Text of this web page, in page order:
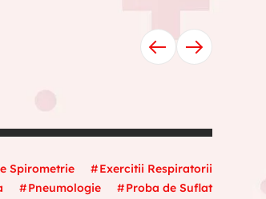
Spirometrie
Exercitii Respiratorii
Pneumologie
Proba de Suflat